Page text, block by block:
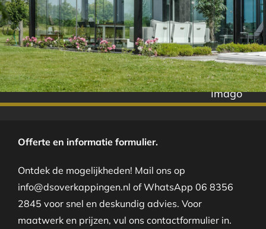
Imago
Offerte en informatie formulier.
Ontdek de mogelijkheden! Mail ons op
info@dsoverkappingen.nl of WhatsApp 06 8356
2845 voor snel en deskundig advies. Voor
maatwerk en prijzen, vul ons contactformulier in.